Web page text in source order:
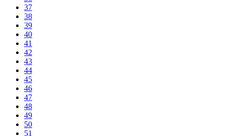
37
38
39
40
41
42
43
44
45
46
47
48
49
50
51